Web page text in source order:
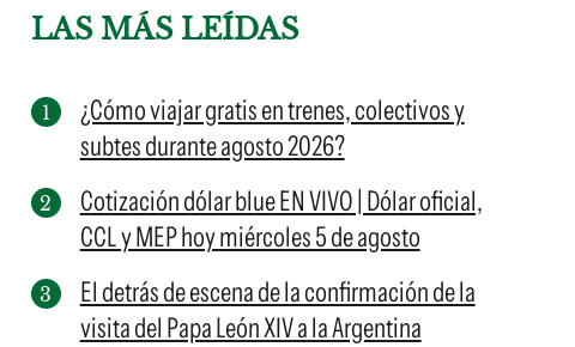
LAS MÁS LEÍDAS
¿Cómo viajar gratis en trenes, colectivos y
subtes durante agosto 2026?
Cotización dólar blue EN VIVO | Dólar oficial,
CCL y MEP hoy miércoles 5 de agosto
El detrás de escena de la confirmación de la
visita del Papa León XIV a la Argentina